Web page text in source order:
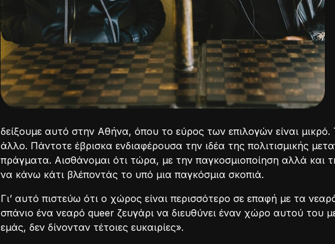
δείξουμε αυτό στην Αθήνα, όπου το εύρος των επιλογών είναι
άλλο. Πάντοτε έβρισκα ενδιαφέρουσα την ιδέα της πολιτισμικής
πράγματα. Αισθάνομαι ότι τώρα, με την παγκοσμιοποίηση αλλά και
να κάνω κάτι βλέποντάς το υπό μια παγκόσμια σκοπιά.
Γι’ αυτό πιστεύω ότι ο χώρος είναι περισσότερο σε επαφή με τα
σπάνιο ένα νεαρό queer ζευγάρι να διευθύνει έναν χώρο αυτού του
εμάς, δεν δίνονταν τέτοιες ευκαιρίες».